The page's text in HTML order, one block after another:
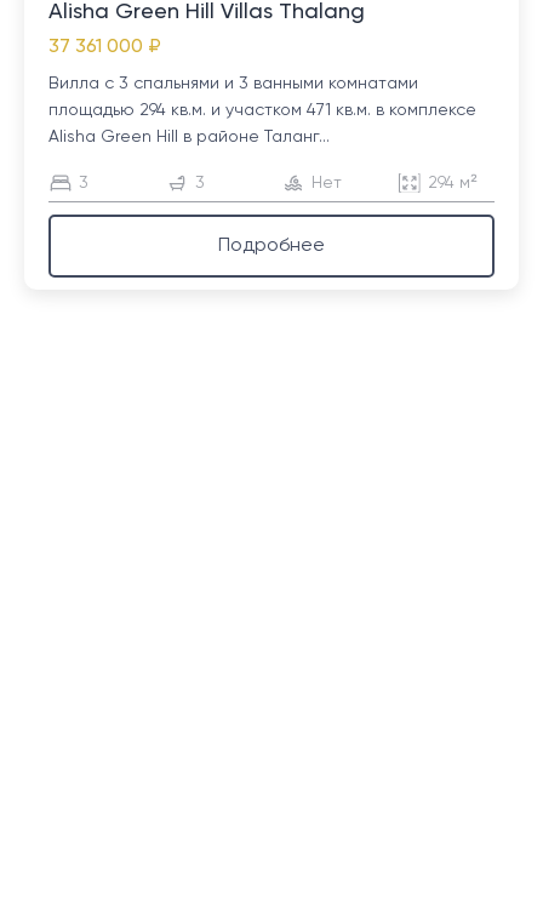
Alisha Green Hill Villas Thalang
37 361 000 ₽
Вилла с 3 спальнями и 3 ванными комнатами
площадью 294 кв.м. и участком 471 кв.м. в комплексе
Alisha Green Hill в районе Таланг...
3 3 Нет 294 м²
Подробнее